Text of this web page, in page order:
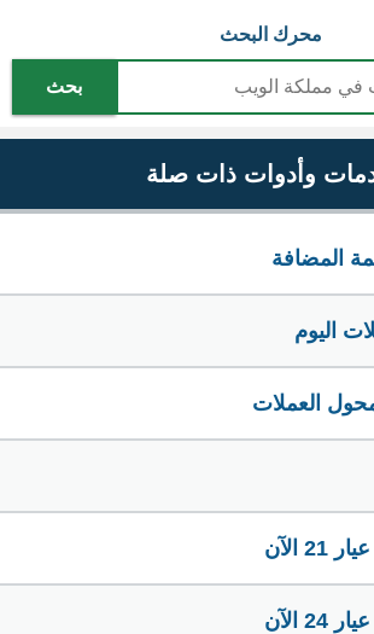
محرك البحث
بحث
وأدوات ذات صلة
المضافة
اليوم
العملات